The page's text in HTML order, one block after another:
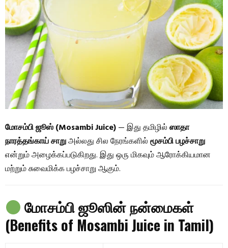
மோசம்பி ஜூஸ் (Mosambi Juice)— இது தமிழில்ஸாதா
நாரத்தங்காய் சாறுஅல்லது சில நேரங்களில்மூசம்பி பழச்சாறு
என்றும் அழைக்கப்படுகிறது. இது ஒரு மிகவும் ஆரோக்கியமான
மற்றும் சுவைமிக்க பழச்சாறு ஆகும்.
மோசம்பி ஜூஸின் நன்மைகள்
(Benefits of Mosambi Juice in Tamil)